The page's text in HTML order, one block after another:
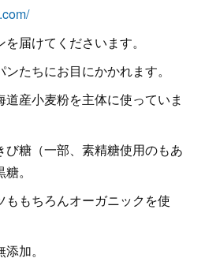
届けてくださいます。
たちにお目にかかれます。
産小麦粉を主体に使っていま
糖（一部、素精糖使用のもあ
。
ももちろんオーガニックを使
加。